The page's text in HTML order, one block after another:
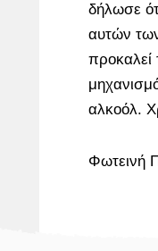
δήλωσε
αυτών
αλκοόλ.
Φωτεινή